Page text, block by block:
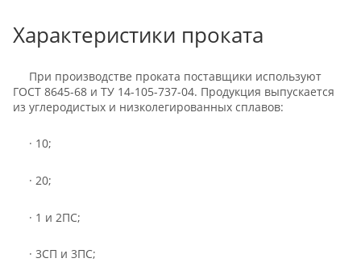
Характеристики проката
При производстве проката поставщики используют
ГОСТ 8645-68 и ТУ 14-105-737-04. Продукция выпускается
из углеродистых и низколегированных сплавов:
· 10;
· 20;
· 1 и 2ПС;
· 3СП и 3ПС;